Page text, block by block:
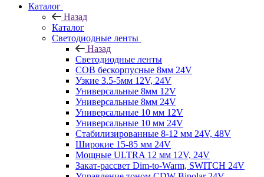
Каталог
Назад
Каталог
Светодиодные ленты
Назад
Светодиодные ленты
COB бескорпусные 8мм 24V
Узкие 3.5-5мм 12V, 24V
Универсальные 8мм 12V
Универсальные 8мм 24V
Универсальные 10 мм 12V
Универсальные 10 мм 24V
Стабилизированные 8-12 мм 24V, 48V
Широкие 15-85 мм 24V
Мощные ULTRA 12 мм 12V, 24V
Закат-рассвет Dim-to-Warm, SWITCH 24V